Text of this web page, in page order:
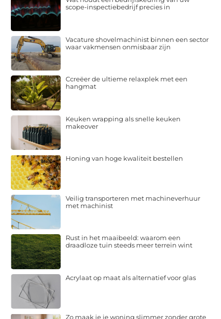
scope-inspectiebedrijf precies in
Vacature shovelmachinist binnen een sector
waar vakmensen onmisbaar zijn
Ccreëer de ultieme relaxplek met een
hangmat
Keuken wrapping als snelle keuken
makeover
Honing van hoge kwaliteit bestellen
Veilig transporteren met machineverhuur
met machinist
Rust in het maaibeeld: waarom een
draadloze tuin steeds meer terrein wint
Acrylaat op maat als alternatief voor glas
Zo maak je je woning slimmer zonder grote